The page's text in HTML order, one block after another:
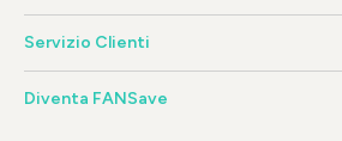
Servizio Clienti
Diventa FANSave